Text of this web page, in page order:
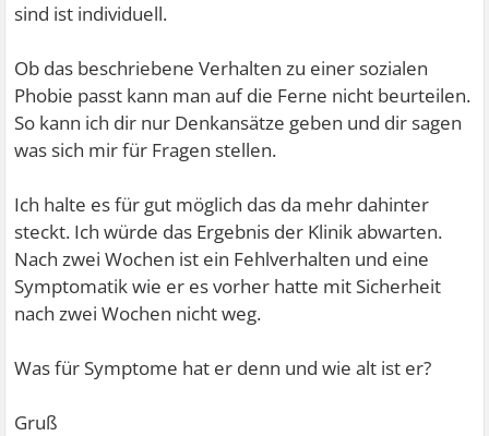
sind ist individuell.
Ob das beschriebene Verhalten zu einer sozialen
Phobie passt kann man auf die Ferne nicht beurteilen.
So kann ich dir nur Denkansätze geben und dir sagen
was sich mir für Fragen stellen.
Ich halte es für gut möglich das da mehr dahinter
steckt. Ich würde das Ergebnis der Klinik abwarten.
Nach zwei Wochen ist ein Fehlverhalten und eine
Symptomatik wie er es vorher hatte mit Sicherheit
nach zwei Wochen nicht weg.
Was für Symptome hat er denn und wie alt ist er?
Gruß